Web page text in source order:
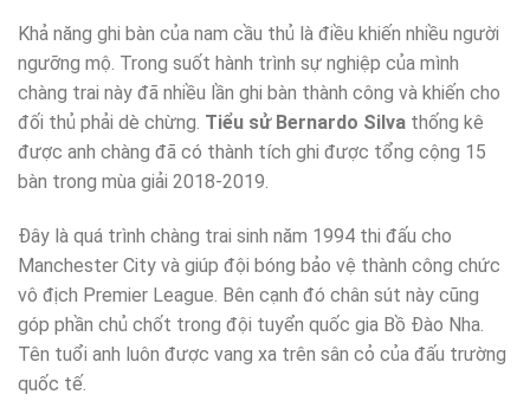
Khả năng ghi bàn của nam cầu thủ là điều khiến nhiều người
ngưỡng mộ. Trong suốt hành trình sự nghiệp của mình
chàng trai này đã nhiều lần ghi bàn thành công và khiến cho
đối thủ phải dè chừng. Tiểu sử Bernardo Silva thống kê
được anh chàng đã có thành tích ghi được tổng cộng 15
bàn trong mùa giải 2018-2019.
Đây là quá trình chàng trai sinh năm 1994 thi đấu cho
Manchester City và giúp đội bóng bảo vệ thành công chức
vô địch Premier League. Bên cạnh đó chân sút này cũng
góp phần chủ chốt trong đội tuyển quốc gia Bồ Đào Nha.
Tên tuổi anh luôn được vang xa trên sân cỏ của đấu trường
quốc tế.